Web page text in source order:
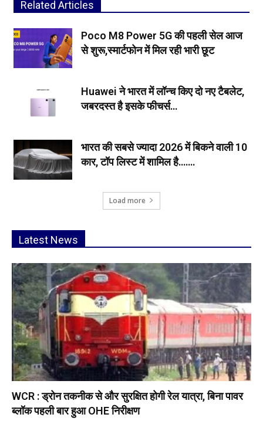
Related Articles
Poco M8 Power 5G की पहली सेल आज
से शुरू,स्मार्टफोन में मिल रही भारी छूट
Huawei ने भारत में लॉन्च किए दो नए टैबलेट,
जबरदस्त है इसके फीचर्स…
भारत की सबसे ज्यादा 2026 में बिकने वाली 10
कार, टॉप लिस्ट में शामिल है…….
Load more
Latest News
WCR : ड्रोन तकनीक से और सुरक्षित होगी रेल यात्रा, बिना पावर
ब्लॉक पहली बार हुआ OHE निरीक्षण